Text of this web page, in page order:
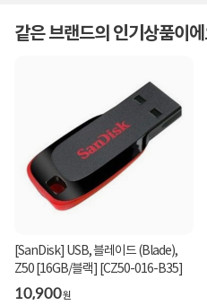
같은 브랜드의 인기상품이
[SanDisk] USB, 블레이드 (Blade),
Z50 [16GB/블랙] [CZ50-016-B35]
10,900원